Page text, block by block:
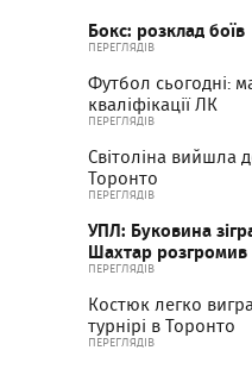
Бокс: розклад боїв
ПЕРЕГЛЯДІВ
Футбол сьогодні:
кваліфікації ЛК
ПЕРЕГЛЯДІВ
Світоліна вийшла
Торонто
ПЕРЕГЛЯДІВ
УПЛ: Буковина
Шахтар розгромив
ПЕРЕГЛЯДІВ
Костюк легко
турнірі в Торонто
ПЕРЕГЛЯДІВ